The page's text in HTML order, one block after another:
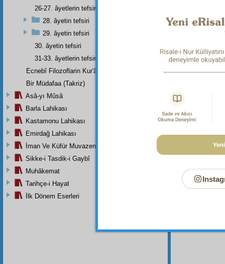
Dipnot-1
26-27. âyetlerin tefsiri
28. âyetin tefsiri
29. âyetin tefsiri
30. âyetin tefsiri
31-33. âyetlerin tefsiri
Ecnebî Filozoflarin Kur'ân'i Tasdiklerine Dair Şehadetleri
Bir Müdafaa (Takriz)
Asâ-yı Mûsâ
Barla Lahikası
Kastamonu Lahikası
Emirdağ Lahikası
İman Ve Küfür Muvazeneleri
Sikke-i Tasdik-i Gaybî
Muhâkemat
Tarihçe-i Hayat
İlk Dönem Eserleri